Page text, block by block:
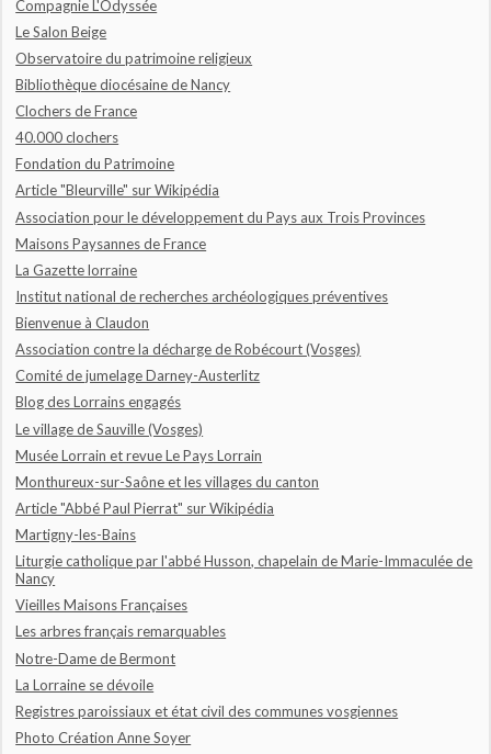
Compagnie L'Odyssée
Le Salon Beige
Observatoire du patrimoine religieux
Bibliothèque diocésaine de Nancy
Clochers de France
40.000 clochers
Fondation du Patrimoine
Article "Bleurville" sur Wikipédia
Association pour le développement du Pays aux Trois Provinces
Maisons Paysannes de France
La Gazette lorraine
Institut national de recherches archéologiques préventives
Bienvenue à Claudon
Association contre la décharge de Robécourt (Vosges)
Comité de jumelage Darney-Austerlitz
Blog des Lorrains engagés
Le village de Sauville (Vosges)
Musée Lorrain et revue Le Pays Lorrain
Monthureux-sur-Saône et les villages du canton
Article "Abbé Paul Pierrat" sur Wikipédia
Martigny-les-Bains
Liturgie catholique par l'abbé Husson, chapelain de Marie-Immaculée de
Nancy
Vieilles Maisons Françaises
Les arbres français remarquables
Notre-Dame de Bermont
La Lorraine se dévoile
Registres paroissiaux et état civil des communes vosgiennes
Photo Création Anne Soyer